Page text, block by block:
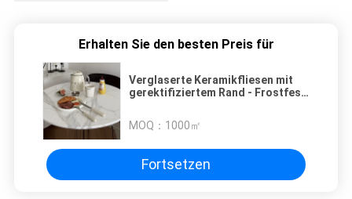
Erhalten Sie den besten Preis für
Verglaserte Keramikfliesen mit
gerektifiziertem Rand - Frostfest
MOQ： 1000㎡
Fortsetzen